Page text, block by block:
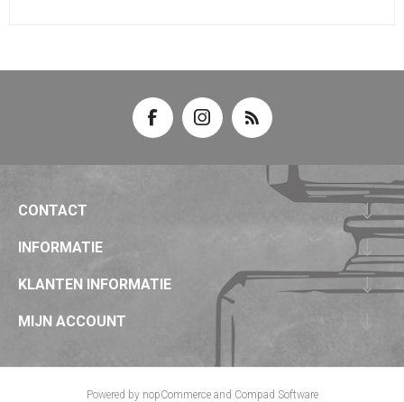
CONTACT
INFORMATIE
KLANTEN INFORMATIE
MIJN ACCOUNT
Powered by nopCommerceand Compad Software